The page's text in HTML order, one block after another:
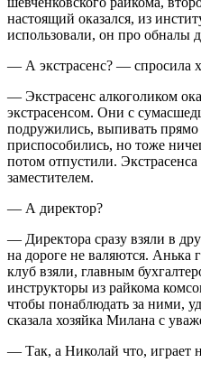
настоящий оказался, из
использовали, он про обналы
— А экстрасенс? — спросила
— Экстрасенс алкоголиком
экстрасенсом. Они с
подружились, выпивать
приспособились, но тоже
потом отпустили. Экстрасенса
заместителем.
— А директор?
— Директора сразу взяли в
на дороге не валяются. Анька
клуб взяли, главным
инструкторы из райкома
чтобы понаблюдать за ними,
сказала хозяйка Милана с
— Так, а Николай что, играет